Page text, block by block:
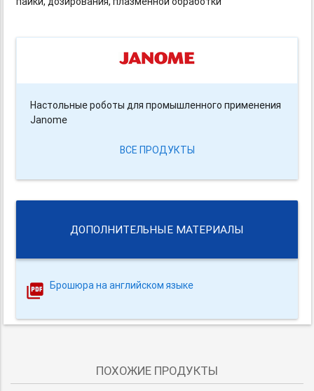
Настольные роботы для промышленного применения
Janome
ВСЕ ПРОДУКТЫ
ДОПОЛНИТЕЛЬНЫЕ МАТЕРИАЛЫ
Брошюра на английском языке
ПОХОЖИЕ ПРОДУКТЫ